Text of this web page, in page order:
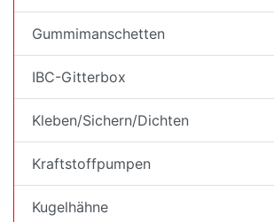
Gummimanschetten
IBC-Gitterbox
Kleben/Sichern/Dichten
Kraftstoffpumpen
Kugelhähne